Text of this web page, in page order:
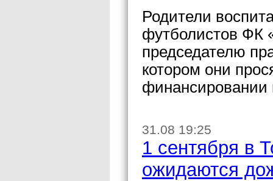
Родители
футболистов ФК
председателю
котором они
финансировании
31.08 19:25
1 сентября в
ожидаются